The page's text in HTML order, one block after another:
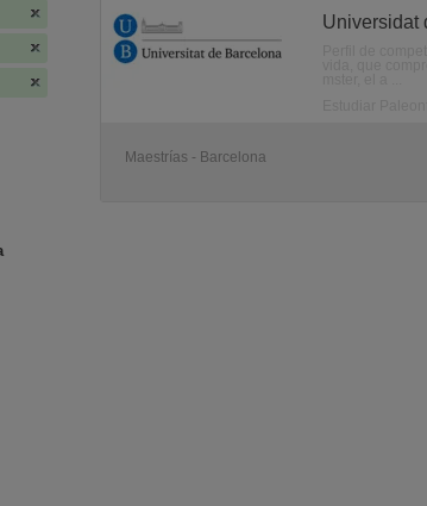
Universidat
Maestrías - Barcelona